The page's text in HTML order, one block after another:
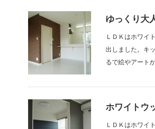
ゆっくり大
ＬＤＫはホワイ
出しました。キ
るで絵やアート
ホワイトウ
ＬＤＫはホワイ